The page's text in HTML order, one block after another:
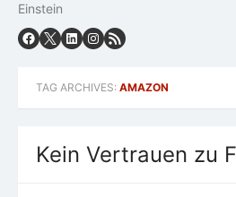
Einstein
TAG ARCHIVES: AMAZON
Kein Vertrauen zu